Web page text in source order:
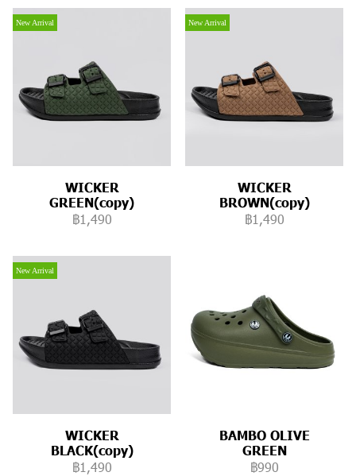
New Arrival
WICKER
GREEN(copy)
฿1,490
New Arrival
WICKER
BROWN(copy)
฿1,490
New Arrival
WICKER
BLACK(copy)
฿1,490
BAMBO OLIVE
GREEN
฿990